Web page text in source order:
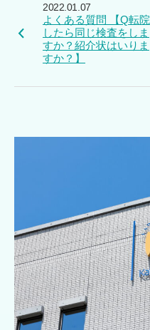
2022.01.07
よくある質問 【Q転院
したら同じ検査をしま
すか？紹介状はいりま
すか？】